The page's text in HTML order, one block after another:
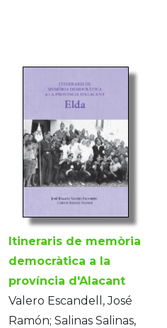
Itineraris de memòria
democràtica a la
província d'Alacant
Valero Escandell, José
Ramón; Salinas Salinas,